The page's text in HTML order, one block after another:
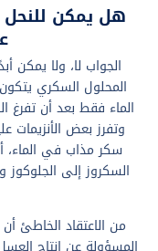
هل يمكن
الجواب لا، ولا يمكن
المحلول السكري
الماء فقط بعد أن تفرغ
وتفرز بعض الأنزيمات
سكر مذاب في الماء،
السكروز إلى الجلوكوز
من الاعتقاد الخاطئ